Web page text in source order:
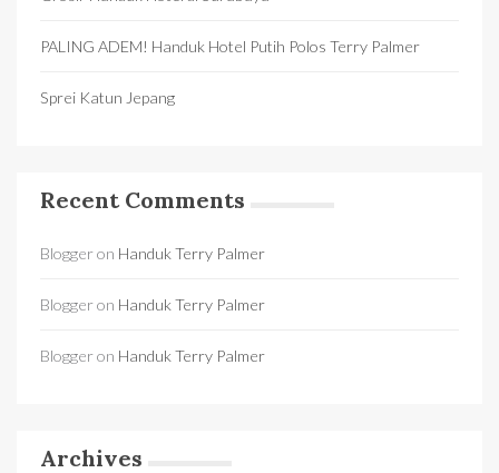
PALING ADEM! Handuk Hotel Putih Polos Terry Palmer
Sprei Katun Jepang
Recent Comments
Bloggeron Handuk Terry Palmer
Bloggeron Handuk Terry Palmer
Bloggeron Handuk Terry Palmer
Archives